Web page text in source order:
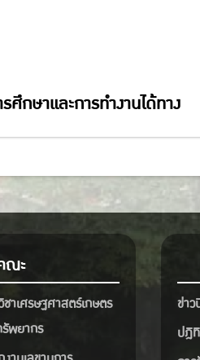
ศึกษาและการทำงานได้ทาง
ณะ
าเศรษฐศาสตร์เกษตร
พยากร
ข่า
ปฎิ